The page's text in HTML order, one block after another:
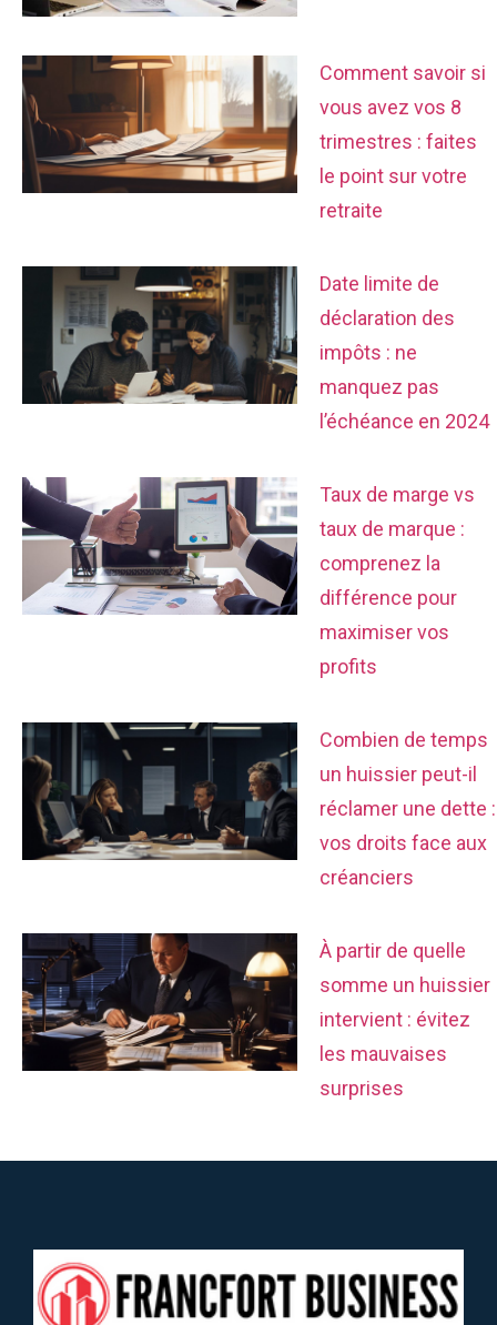
Comment savoir si
vous avez vos 8
trimestres : faites
le point sur votre
retraite
Date limite de
déclaration des
impôts : ne
manquez pas
l’échéance en 2024
Taux de marge vs
taux de marque :
comprenez la
différence pour
maximiser vos
profits
Combien de temps
un huissier peut-il
réclamer une dette :
vos droits face aux
créanciers
À partir de quelle
somme un huissier
intervient : évitez
les mauvaises
surprises